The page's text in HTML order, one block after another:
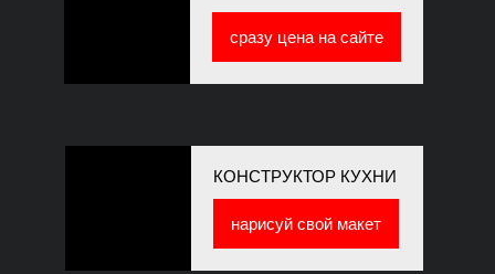
сразу цена на сайте
КОНСТРУКТОР КУХНИ
нарисуй свой макет